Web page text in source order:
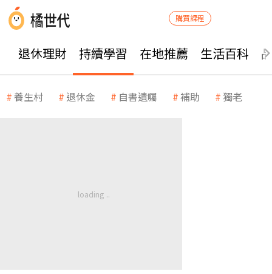
購買課程
退休理財 持續學習 在地推薦 生活百科
養生村 退休金 自書遺囑 補助 獨老